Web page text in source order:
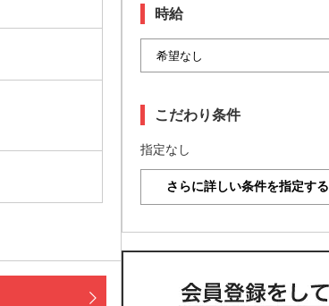
時給
こだわり条件
指定なし
さらに詳しい条件を指定する